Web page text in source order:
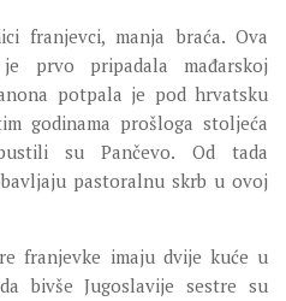
franjevci, manja braća. Ova
je prvo pripadala mađarskoj
potpala je pod hrvatsku
godinama prošloga stoljeća
su Pančevo. Od tada
pastoralnu skrb u ovoj
franjevke imaju dvije kuće u
bivše Jugoslavije sestre su